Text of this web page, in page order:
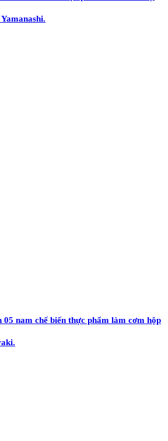
nam chế biến thực phẩm làm cơm hộp